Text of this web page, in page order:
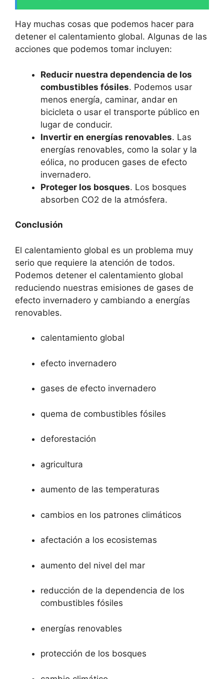
Hay muchas cosas que podemos hacer para
detener el calentamiento global. Algunas de las
acciones que podemos tomar incluyen:
Reducir nuestra dependencia de los
combustibles fósiles. Podemos usar
menos energía, caminar, andar en
bicicleta o usar el transporte público en
lugar de conducir.
Invertir en energías renovables. Las
energías renovables, como la solar y la
eólica, no producen gases de efecto
invernadero.
Proteger los bosques. Los bosques
absorben CO2 de la atmósfera.
Conclusión
El calentamiento global es un problema muy
serio que requiere la atención de todos.
Podemos detener el calentamiento global
reduciendo nuestras emisiones de gases de
efecto invernadero y cambiando a energías
renovables.
calentamiento global
efecto invernadero
gases de efecto invernadero
quema de combustibles fósiles
deforestación
agricultura
aumento de las temperaturas
cambios en los patrones climáticos
afectación a los ecosistemas
aumento del nivel del mar
reducción de la dependencia de los
combustibles fósiles
energías renovables
protección de los bosques